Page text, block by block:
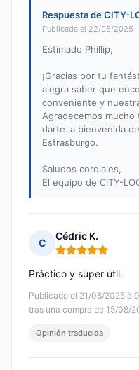
Respuesta de CITY-
Publicada el 22/08/2025
Estimado Phillip,
¡Gracias por tu
alegra saber que
conveniente y
Agradecemos
darte la bienvenida
Estrasburgo.
Saludos cordiales,
El equipo de CITY-
C
Cédric K.
Nota: 5 de 5
Publicado el 21/08/2025 à
tras una compra de 15/08/
Práctico y súper útil.
Opinión traducida